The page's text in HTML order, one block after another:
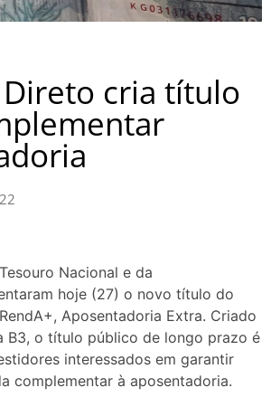
cria título
Nacional e da
hoje (27) o novo título do
Aposentadoria Extra. Criado
B3, o título público de longo prazo é
interessados em garantir
complementar à aposentadoria.